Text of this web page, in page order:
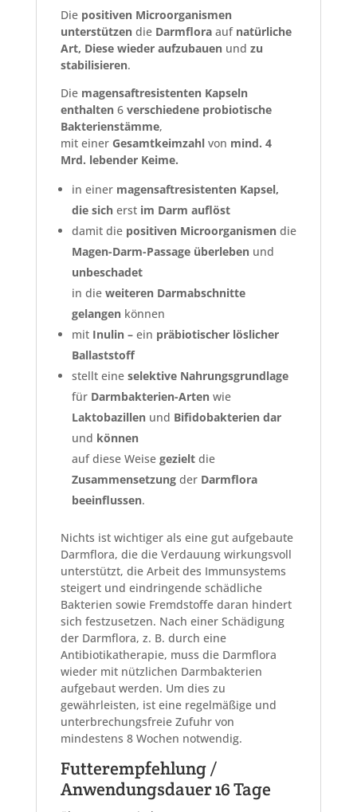
Die positiven Microorganismen
unterstützendie Darmfloraauf natürliche
Art, Diese wieder aufzubauenund zu
stabilisieren.
Die magensaftresistenten Kapseln
enthalten6 verschiedene probiotische
Bakterienstämme,
mit einer Gesamtkeimzahlvon mind. 4
Mrd. lebender Keime.
in einer magensaftresistenten Kapsel,
die sicherstim Darm auflöst
damit die positiven Microorganismen die
Magen-Darm-Passage überlebenund
unbeschadet
in dieweiteren Darmabschnitte
gelangenkönnen
mitInulin – ein präbiotischer löslicher
Ballaststoff
stellt eineselektive Nahrungsgrundlage
fürDarmbakterien-Artenwie
Laktobazillen und Bifidobakterien dar
und können
auf diese Weise gezieltdie
ZusammensetzungderDarmflora
beeinflussen.
Nichts ist wichtiger als eine gut aufgebaute
Darmflora, die die Verdauung wirkungsvoll
unterstützt, die Arbeit des Immunsystems
steigert und eindringende schädliche
Bakterien sowie Fremdstoffe daran hindert
sich festzusetzen. Nach einer Schädigung
der Darmflora, z. B. durch eine
Antibiotikatherapie, muss die Darmflora
wieder mit nützlichen Darmbakterien
aufgebaut werden. Um dies zu
gewährleisten, ist eine regelmäßige und
unterbrechungsfreie Zufuhr von
mindestens 8 Wochen notwendig.
Futterempfehlung /
Anwendungsdauer 16 Tage